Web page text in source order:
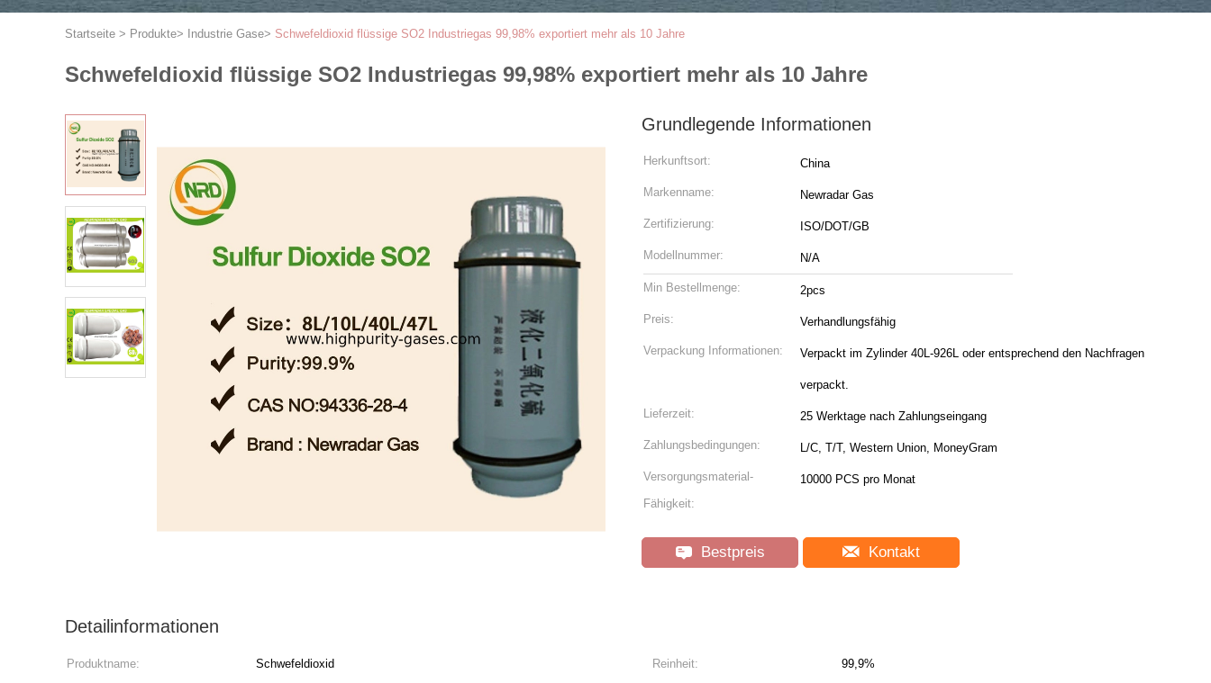
Startseite > Produkte> Industrie Gase> Schwefeldioxid flüssige SO2 Industriegas 99,98% exportiert mehr als 10 Jahre
Schwefeldioxid flüssige SO2 Industriegas 99,98% exportiert mehr als 10 Jahre
Grundlegende Informationen
Herkunftsort: China
Markenname: Newradar Gas
Zertifizierung: ISO/DOT/GB
Modellnummer: N/A
Min Bestellmenge: 2pcs
Preis: Verhandlungsfähig
Verpackung Informationen: Verpackt im Zylinder 40L-926L oder entsprechend den Nachfragen
verpackt.
Lieferzeit: 25 Werktage nach Zahlungseingang
Zahlungsbedingungen: L/C, T/T, Western Union, MoneyGram
Versorgungsmaterial-
Fähigkeit:
10000 PCS pro Monat
Bestpreis Kontakt
Detailinformationen
Produktname: Schwefeldioxid Reinheit:
99,9%